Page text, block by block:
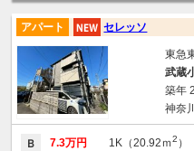
アパート セレッソ
東急
武蔵
築年
神奈
Ｂ 7.3万円 1K（20.92ｍ2 ）